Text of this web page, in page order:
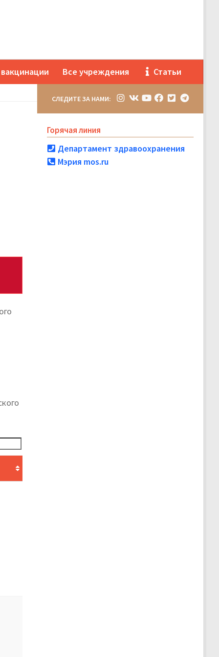
Все учреждения Статьи
СЛЕДИТЕ ЗА НАМИ:
Горячая линия
Департамент здравоохранения
Мэрия mos.ru